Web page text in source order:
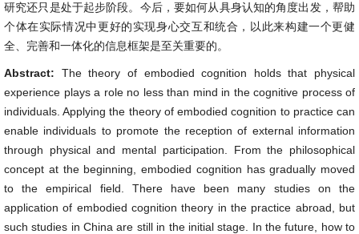
研究还只是处于起步阶段。今后，要如何从具身认知的角度出发，帮助
个体在实际情况中更好的实现身心交互和统合，以此来构建一个更健
全、完善和一体化的信息框架是至关重要的。
Abstract: The theory of embodied cognition holds that physical
experience plays a role no less than mind in the cognitive process of
individuals. Applying the theory of embodied cognition to practice can
enable individuals to promote the reception of external information
through physical and mental participation. From the philosophical
concept at the beginning, embodied cognition has gradually moved
to the empirical field. There have been many studies on the
application of embodied cognition theory in the practice abroad, but
such studies in China are still in the initial stage. In the future, how to